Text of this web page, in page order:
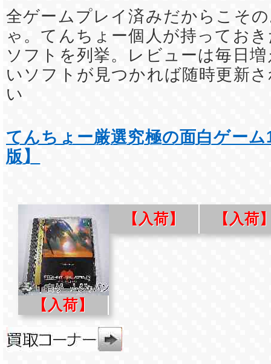
全ゲームプレイ済みだからこそ
ゃ。てんちょー個人が持ってお
ソフトを列挙。レビューは毎日
いソフトが見つかれば随時更新
い
てんちょー厳選究極の面白ゲー
版】
【入荷】
【入荷】 【入荷